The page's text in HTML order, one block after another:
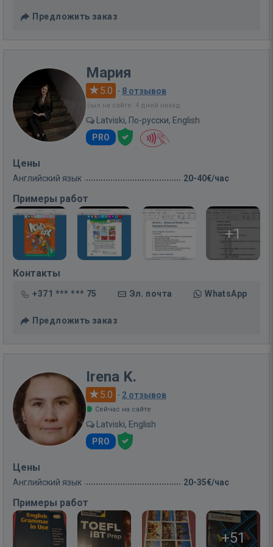
Предложить заказ
Мария
5.0 · 8 отзывов
Был на сайте: 4 дней назад
Latviski, По-русски, English
PRO
Цены
Английский язык 20-40€/час
Примеры работ
+1
Контакты
+371 *** *** 75 Эл. почта WhatsApp
Предложить заказ
Irena K.
5.0 · 2 отзывов
Сейчас на сайте
Latviski, English
PRO
Цены
Английский язык 20-35€/час
Примеры работ
+51